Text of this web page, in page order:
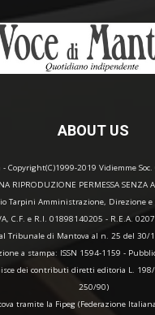
ABOUT US
- Copyright(C)1999-2019 Vidiemme Soc.
RIPRODUZIONE PERMESSA
Tarpini Amministrazione, Direzione e
C.F. e R.I. 01898140205 - R.E.A.
Tribunale di Mantova al n. 25 del 30/
a stampa: ISSN 1594-1159 -
dei contributi diretti editoria L.
250/90)
tramite la Fipeg (Federazione